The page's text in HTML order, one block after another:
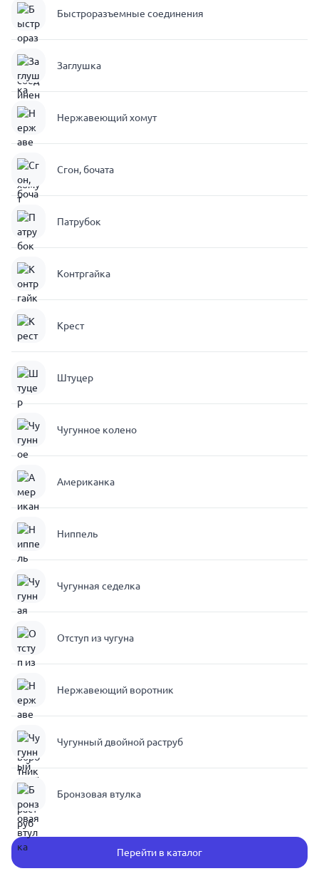
Быстроразъемные соединения
Заглушка
Нержавеющий хомут
Сгон, бочата
Патрубок
Контргайка
Крест
Штуцер
Чугунное колено
Американка
Ниппель
Чугунная седелка
Отступ из чугуна
Нержавеющий воротник
Чугунный двойной раструб
Бронзовая втулка
Перейти в каталог